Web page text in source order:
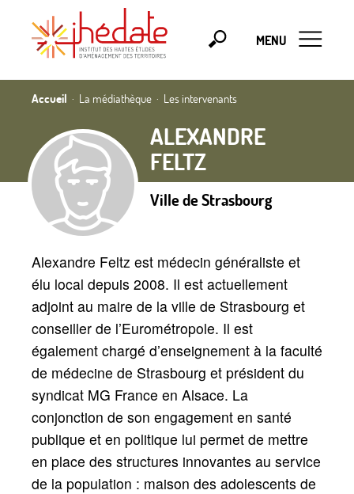
MENU
Accueil La médiathèque Les intervenants
ALEXANDRE
FELTZ
Ville de Strasbourg
Alexandre Feltz est médecin généraliste et
élu local depuis 2008. Il est actuellement
adjoint au maire de la ville de Strasbourg et
conseiller de l’Eurométropole. Il est
également chargé d’enseignement à la faculté
de médecine de Strasbourg et président du
syndicat MG France en Alsace. La
conjonction de son engagement en santé
publique et en politique lui permet de mettre
en place des structures innovantes au service
de la population : maison des adolescents de